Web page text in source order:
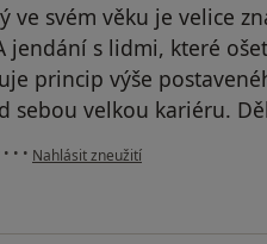
ve svém věku je velice
jendání s lidmi, které
princip výše
sebou velkou kariéru.
• • • podle názoru uživatele dnes už
Nahlásit zneužití